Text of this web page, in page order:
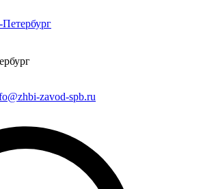
zavod-spb.ru